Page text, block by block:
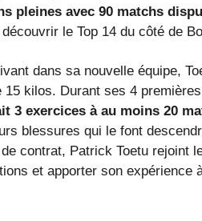
pleines avec 90 matchs
le Top 14 du côté de
dans sa nouvelle équipe,
15 kilos. Durant ses 4
3 exercices à au moins 20
blessures qui le font
contrat, Patrick Toetu rejoint
et apporter son expérience